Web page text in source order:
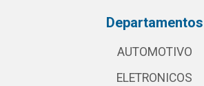
Departamentos
AUTOMOTIVO
ELETRONICOS